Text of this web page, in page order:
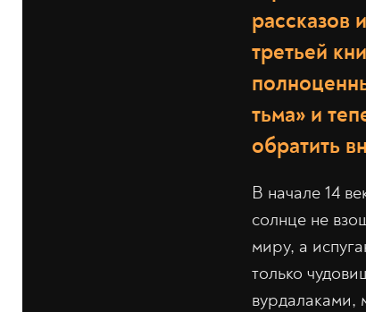
рассказов
третьей
тьма» и
обратить
В начале 14
солнце не
миру, а
только
вурдалаками,